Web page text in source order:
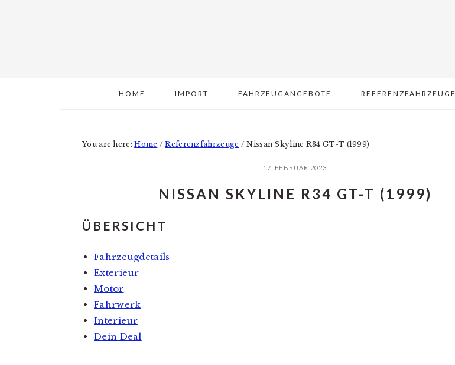
HOME IMPORT FAHRZEUGANGEBOTE REFERENZFAHRZEUGE
You are here:Home / Referenzfahrzeuge / Nissan Skyline R34 GT-T (1999)
17. FEBRUAR 2023
NISSAN SKYLINE R34 GT-T (1999)
ÜBERSICHT
Fahrzeugdetails
Exterieur
Motor
Fahrwerk
Interieur
Dein Deal